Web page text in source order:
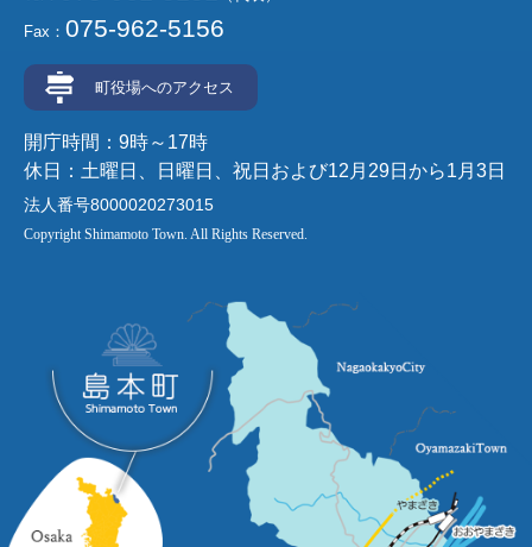
Fax： 075-962-5156
町役場へのアクセス
開庁時間：9時～17時
休日：土曜日、日曜日、祝日および12月29日から1月3日
法人番号8000020273015
Copyright Shimamoto Town. All Rights Reserved.